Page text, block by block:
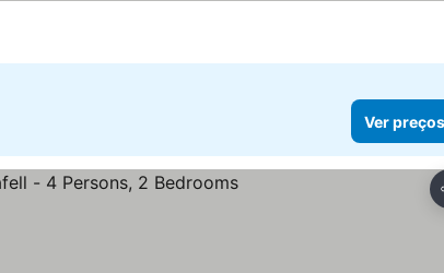
Ver preços